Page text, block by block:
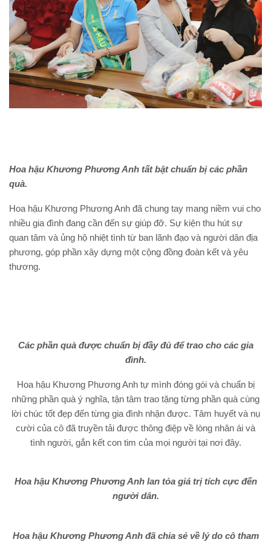
nhiều gia đình đang cần đến sự giúp đỡ. Sự kiện thu hút sự
quan tâm và ủng hộ nhiệt tình từ ban lãnh đạo và người dân địa
phương, góp phần xây dựng một cộng đồng đoàn kết và yêu